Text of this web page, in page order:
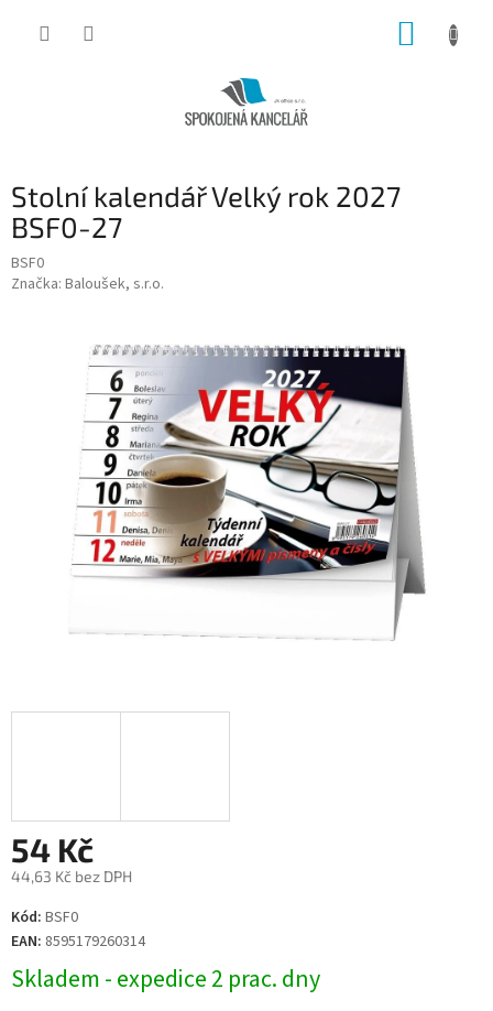
Stolní kalendář Velký rok 2027
BSF0-27
BSF0
Značka: Baloušek, s.r.o.
54 Kč
44,63 Kč bez DPH
Měrná
cena:
Kód: BSF0
EAN: 8595179260314
Skladem - expedice 2 prac. dny